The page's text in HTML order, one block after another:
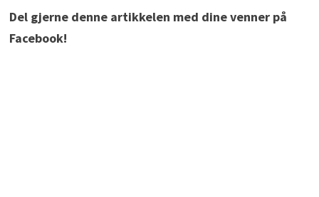
Del gjerne denne artikkelen med dine venner på
Facebook!